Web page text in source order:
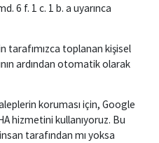
6 f. 1 c. 1 b. a uyarınca
tarafımızca toplanan kişisel
ardından otomatik olarak
koruması için, Google
hizmetini kullanıyoruz. Bu
tarafından mı yoksa